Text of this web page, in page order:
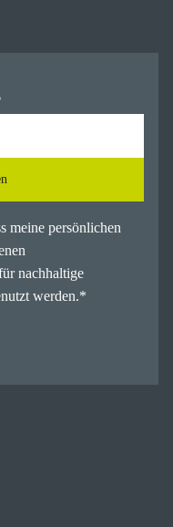
meine persönlichen
nachhaltige
werden.*